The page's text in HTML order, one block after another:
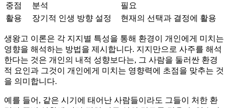
중점
분석
필요
활용
장기적 인생 방향 설정 현재의 선택과 결정에 활용
생왕고 이론은 각 지지별 특성을 통해 환경이 개인에게 미치는
영향을 해석하는 방법을 제시합니다. 지지만으로 사주를 해석
한다는 것은 개인의 내적 성향보다는, 그 사람을 둘러싼 환경
적 요인과 그것이 개인에게 미치는 영향력에 초점을 맞추는 것
을 의미합니다.
예를 들어, 같은 시기에 태어난 사람들이라도 그들이 처한 환